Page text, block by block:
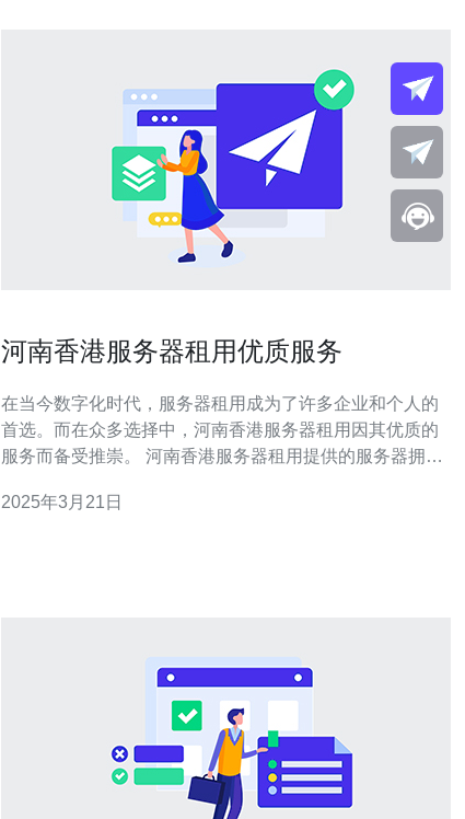
河南香港服务器租用优质服务
在当今数字化时代，服务器租用成为了许多企业和个人的
首选。而在众多选择中，河南香港服务器租用因其优质的
服务而备受推崇。 河南香港服务器租用提供的服务器拥有
行。无论是网站托管、应用程序运行还是数据存储，高性
2025年3月21日